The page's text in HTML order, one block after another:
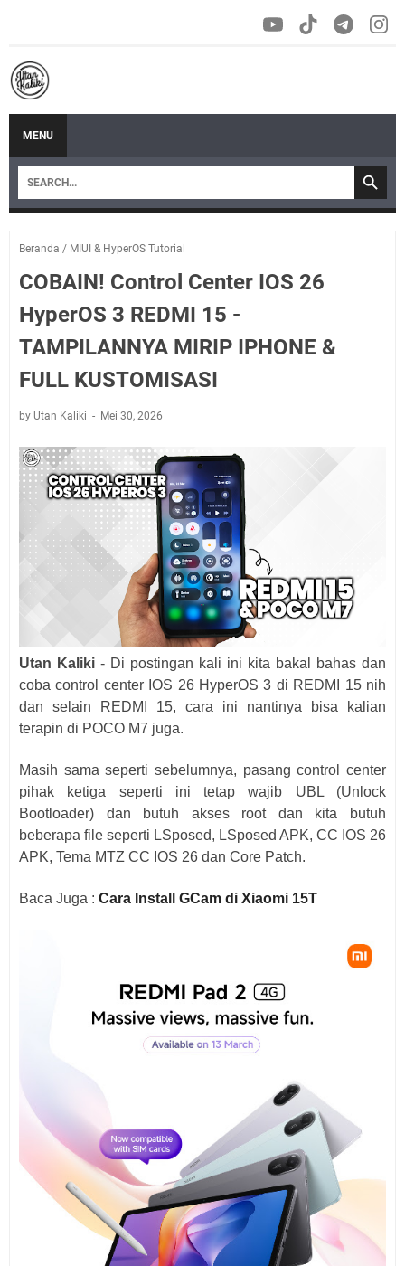
MENU
Beranda / MIUI & HyperOS Tutorial
COBAIN! Control Center IOS 26
HyperOS 3 REDMI 15 -
TAMPILANNYA MIRIP IPHONE &
FULL KUSTOMISASI
by Utan Kaliki Mei 30, 2026
Utan Kaliki - Di postingan kali ini kita bakal bahas dan
coba control center IOS 26 HyperOS 3 di REDMI 15 nih
dan selain REDMI 15, cara ini nantinya bisa kalian
terapin di POCO M7 juga.
Masih sama seperti sebelumnya, pasang control center
pihak ketiga seperti ini tetap wajib UBL (Unlock
Bootloader) dan butuh akses root dan kita butuh
beberapa file seperti LSposed, LSposed APK, CC IOS 26
APK, Tema MTZ CC IOS 26 dan Core Patch.
Baca Juga : Cara Install GCam di Xiaomi 15T